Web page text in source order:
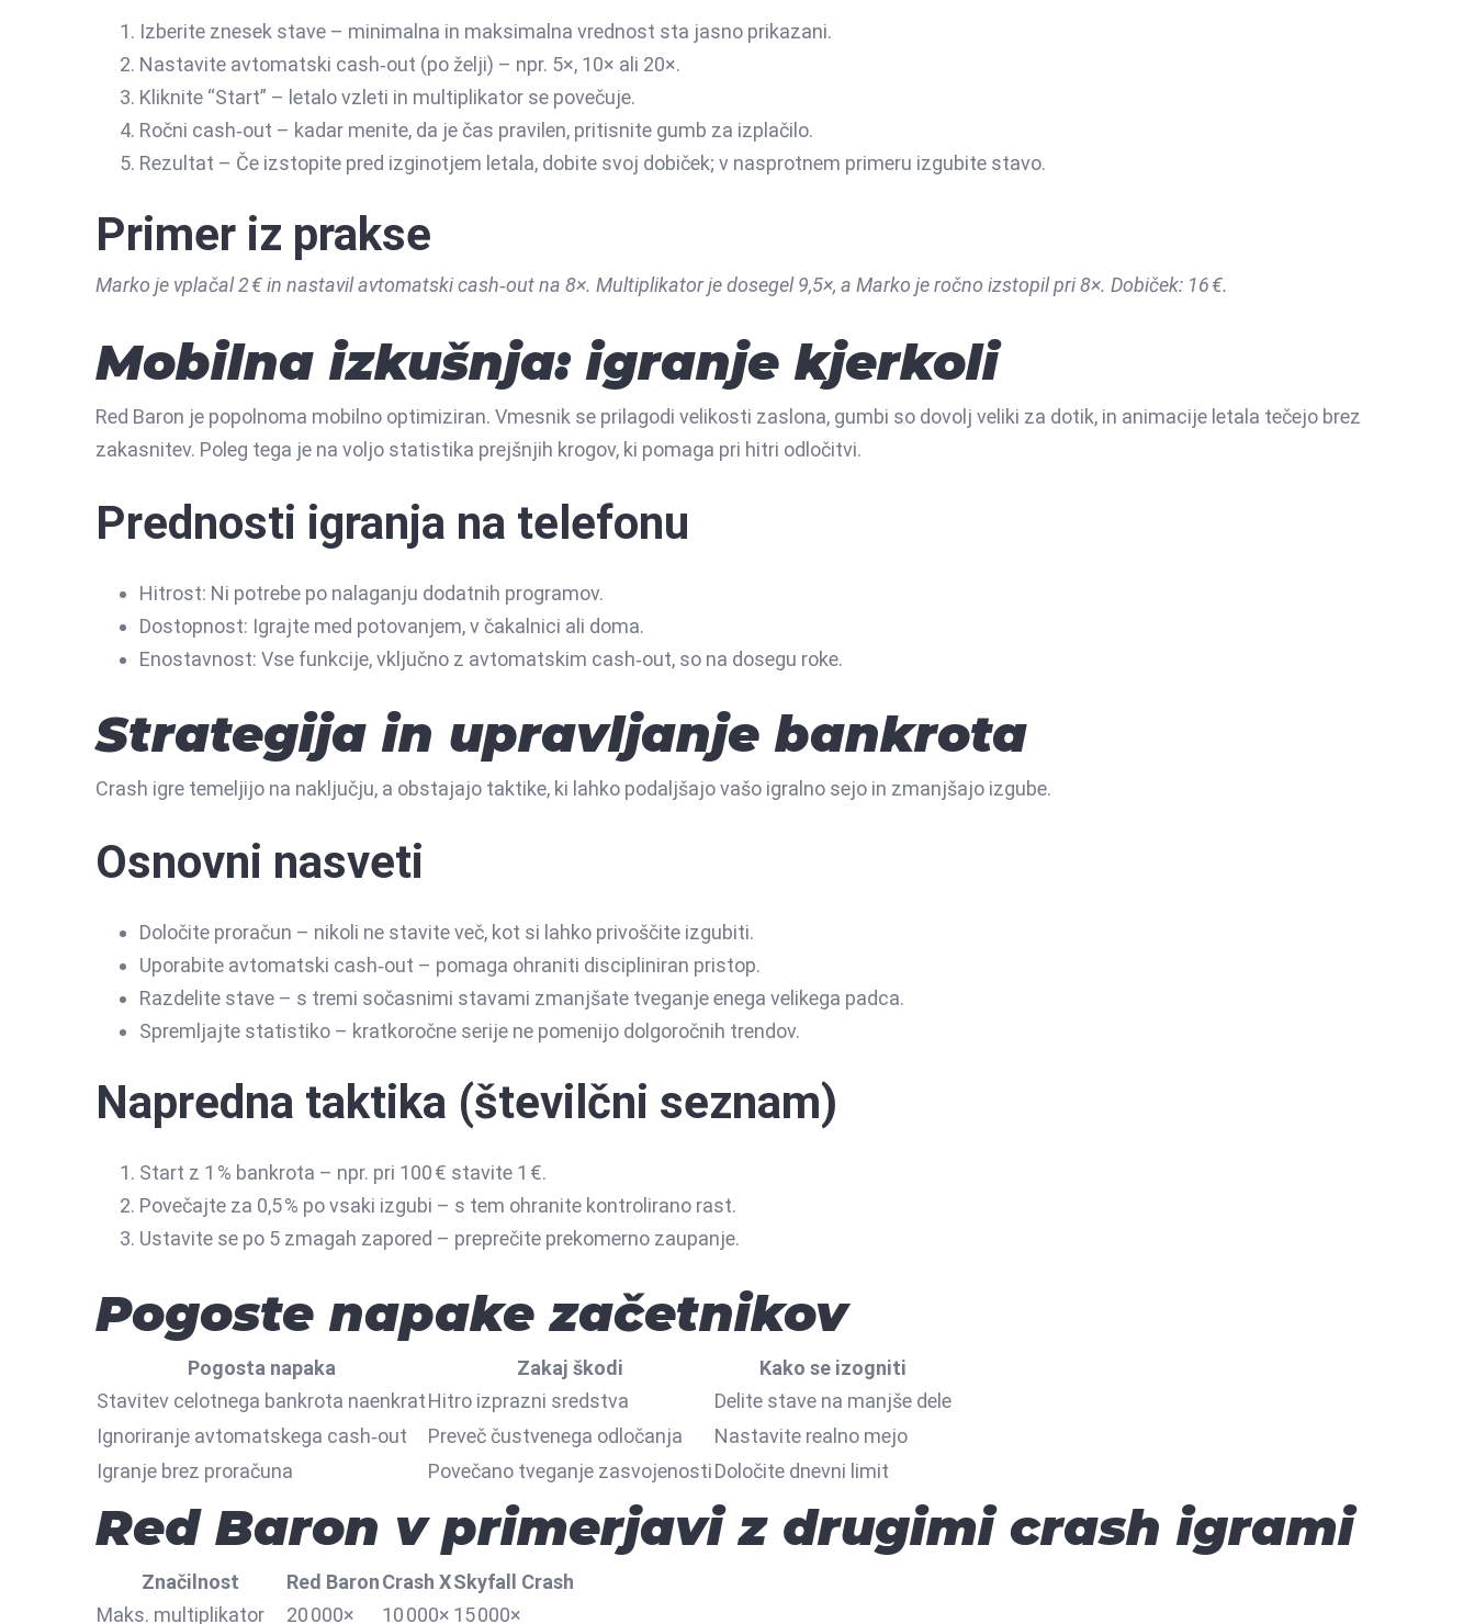
Izberite znesek stave – minimalna in maksimalna vrednost sta jasno prikazani.
Nastavite avtomatski cash‑out (po želji) – npr. 5×, 10× ali 20×.
Kliknite “Start” – letalo vzleti in multiplikator se povečuje.
Ročni cash‑out – kadar menite, da je čas pravilen, pritisnite gumb za izplačilo.
Rezultat – Če izstopite pred izginotjem letala, dobite svoj dobiček; v nasprotnem primeru izgubite stavo.
Primer iz prakse
Marko je vplačal 2 € in nastavil avtomatski cash‑out na 8×. Multiplikator je dosegel 9,5×, a Marko je ročno izstopil pri 8×. Dobiček: 16 €.
Mobilna izkušnja: igranje kjerkoli
Red Baron je popolnoma mobilno optimiziran. Vmesnik se prilagodi velikosti zaslona, gumbi so dovolj veliki za dotik, in animacije letala tečejo brez
zakasnitev. Poleg tega je na voljo statistika prejšnjih krogov, ki pomaga pri hitri odločitvi.
Prednosti igranja na telefonu
Hitrost: Ni potrebe po nalaganju dodatnih programov.
Dostopnost: Igrajte med potovanjem, v čakalnici ali doma.
Enostavnost: Vse funkcije, vključno z avtomatskim cash‑out, so na dosegu roke.
Strategija in upravljanje bankrota
Crash igre temeljijo na naključju, a obstajajo taktike, ki lahko podaljšajo vašo igralno sejo in zmanjšajo izgube.
Osnovni nasveti
Določite proračun – nikoli ne stavite več, kot si lahko privoščite izgubiti.
Uporabite avtomatski cash‑out – pomaga ohraniti discipliniran pristop.
Razdelite stave – s tremi sočasnimi stavami zmanjšate tveganje enega velikega padca.
Spremljajte statistiko – kratkoročne serije ne pomenijo dolgoročnih trendov.
Napredna taktika (številčni seznam)
Start z 1 % bankrota – npr. pri 100 € stavite 1 €.
Povečajte za 0,5 % po vsaki izgubi – s tem ohranite kontrolirano rast.
Ustavite se po 5 zmagah zapored – preprečite prekomerno zaupanje.
Pogoste napake začetnikov
Pogosta napaka Zakaj škodi
Kako se izogniti
Stavitev celotnega bankrota naenkratHitro izprazni sredstva
Delite stave na manjše dele
Ignoriranje avtomatskega cash‑out
Preveč čustvenega odločanja
Nastavite realno mejo
Igranje brez proračuna
Povečano tveganje zasvojenostiDoločite dnevni limit
Red Baron v primerjavi z drugimi crash igrami
Značilnost Red BaronCrash XSkyfall Crash
Maks. multiplikator
20 000× 10 000× 15 000×